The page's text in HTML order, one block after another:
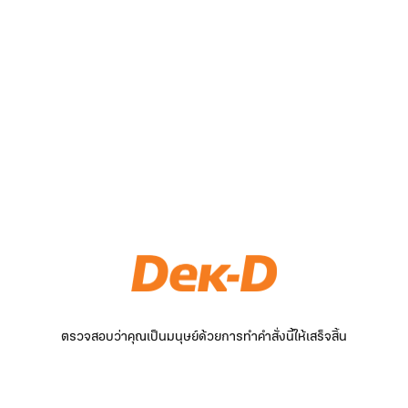
ตรวจสอบว่าคุณเป็นมนุษย์ด้วยการทำคำสั่งนี้ให้เสร็จสิ้น